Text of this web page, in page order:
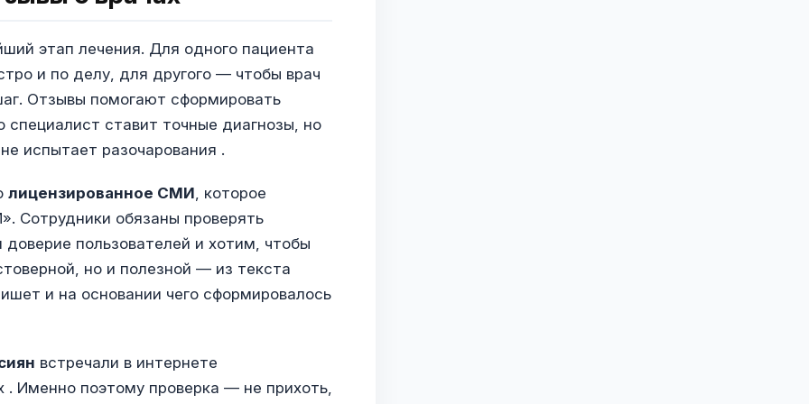
этап лечения. Для одного пациента
и по делу, для другого — чтобы врач
Отзывы помогают сформировать
ставит точные диагнозы, но
испытает разочарования .
лицензированное СМИ, которое
Сотрудники обязаны проверять
пользователей и хотим, чтобы
но и полезной — из текста
и на основании чего сформировалось
встречали в интернете
. Именно поэтому проверка — не прихоть,